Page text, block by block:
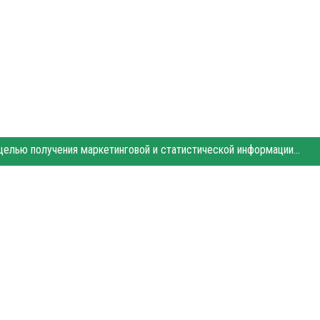
Этот сайт использует «cookies». Также сайт использует интернет-сервис для сбора технических данных касательно посетителей с целью получения маркетинговой и статистической информации. Условия обработки данных посетителей сайта см.